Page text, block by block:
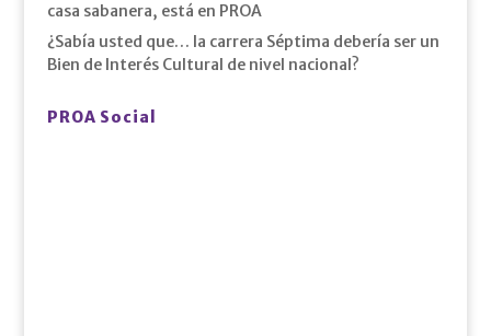
casa sabanera, está en PROA
¿Sabía usted que… la carrera Séptima debería ser un
Bien de Interés Cultural de nivel nacional?
PROA Social